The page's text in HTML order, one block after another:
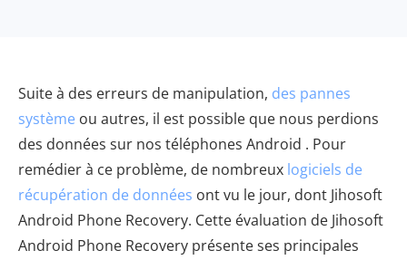
Suite à des erreurs de manipulation, des pannes
système ou autres, il est possible que nous perdions
des données sur nos téléphones Android . Pour
remédier à ce problème, de nombreux logiciels de
récupération de données ont vu le jour, dont Jihosoft
Android Phone Recovery. Cette évaluation de Jihosoft
Android Phone Recovery présente ses principales